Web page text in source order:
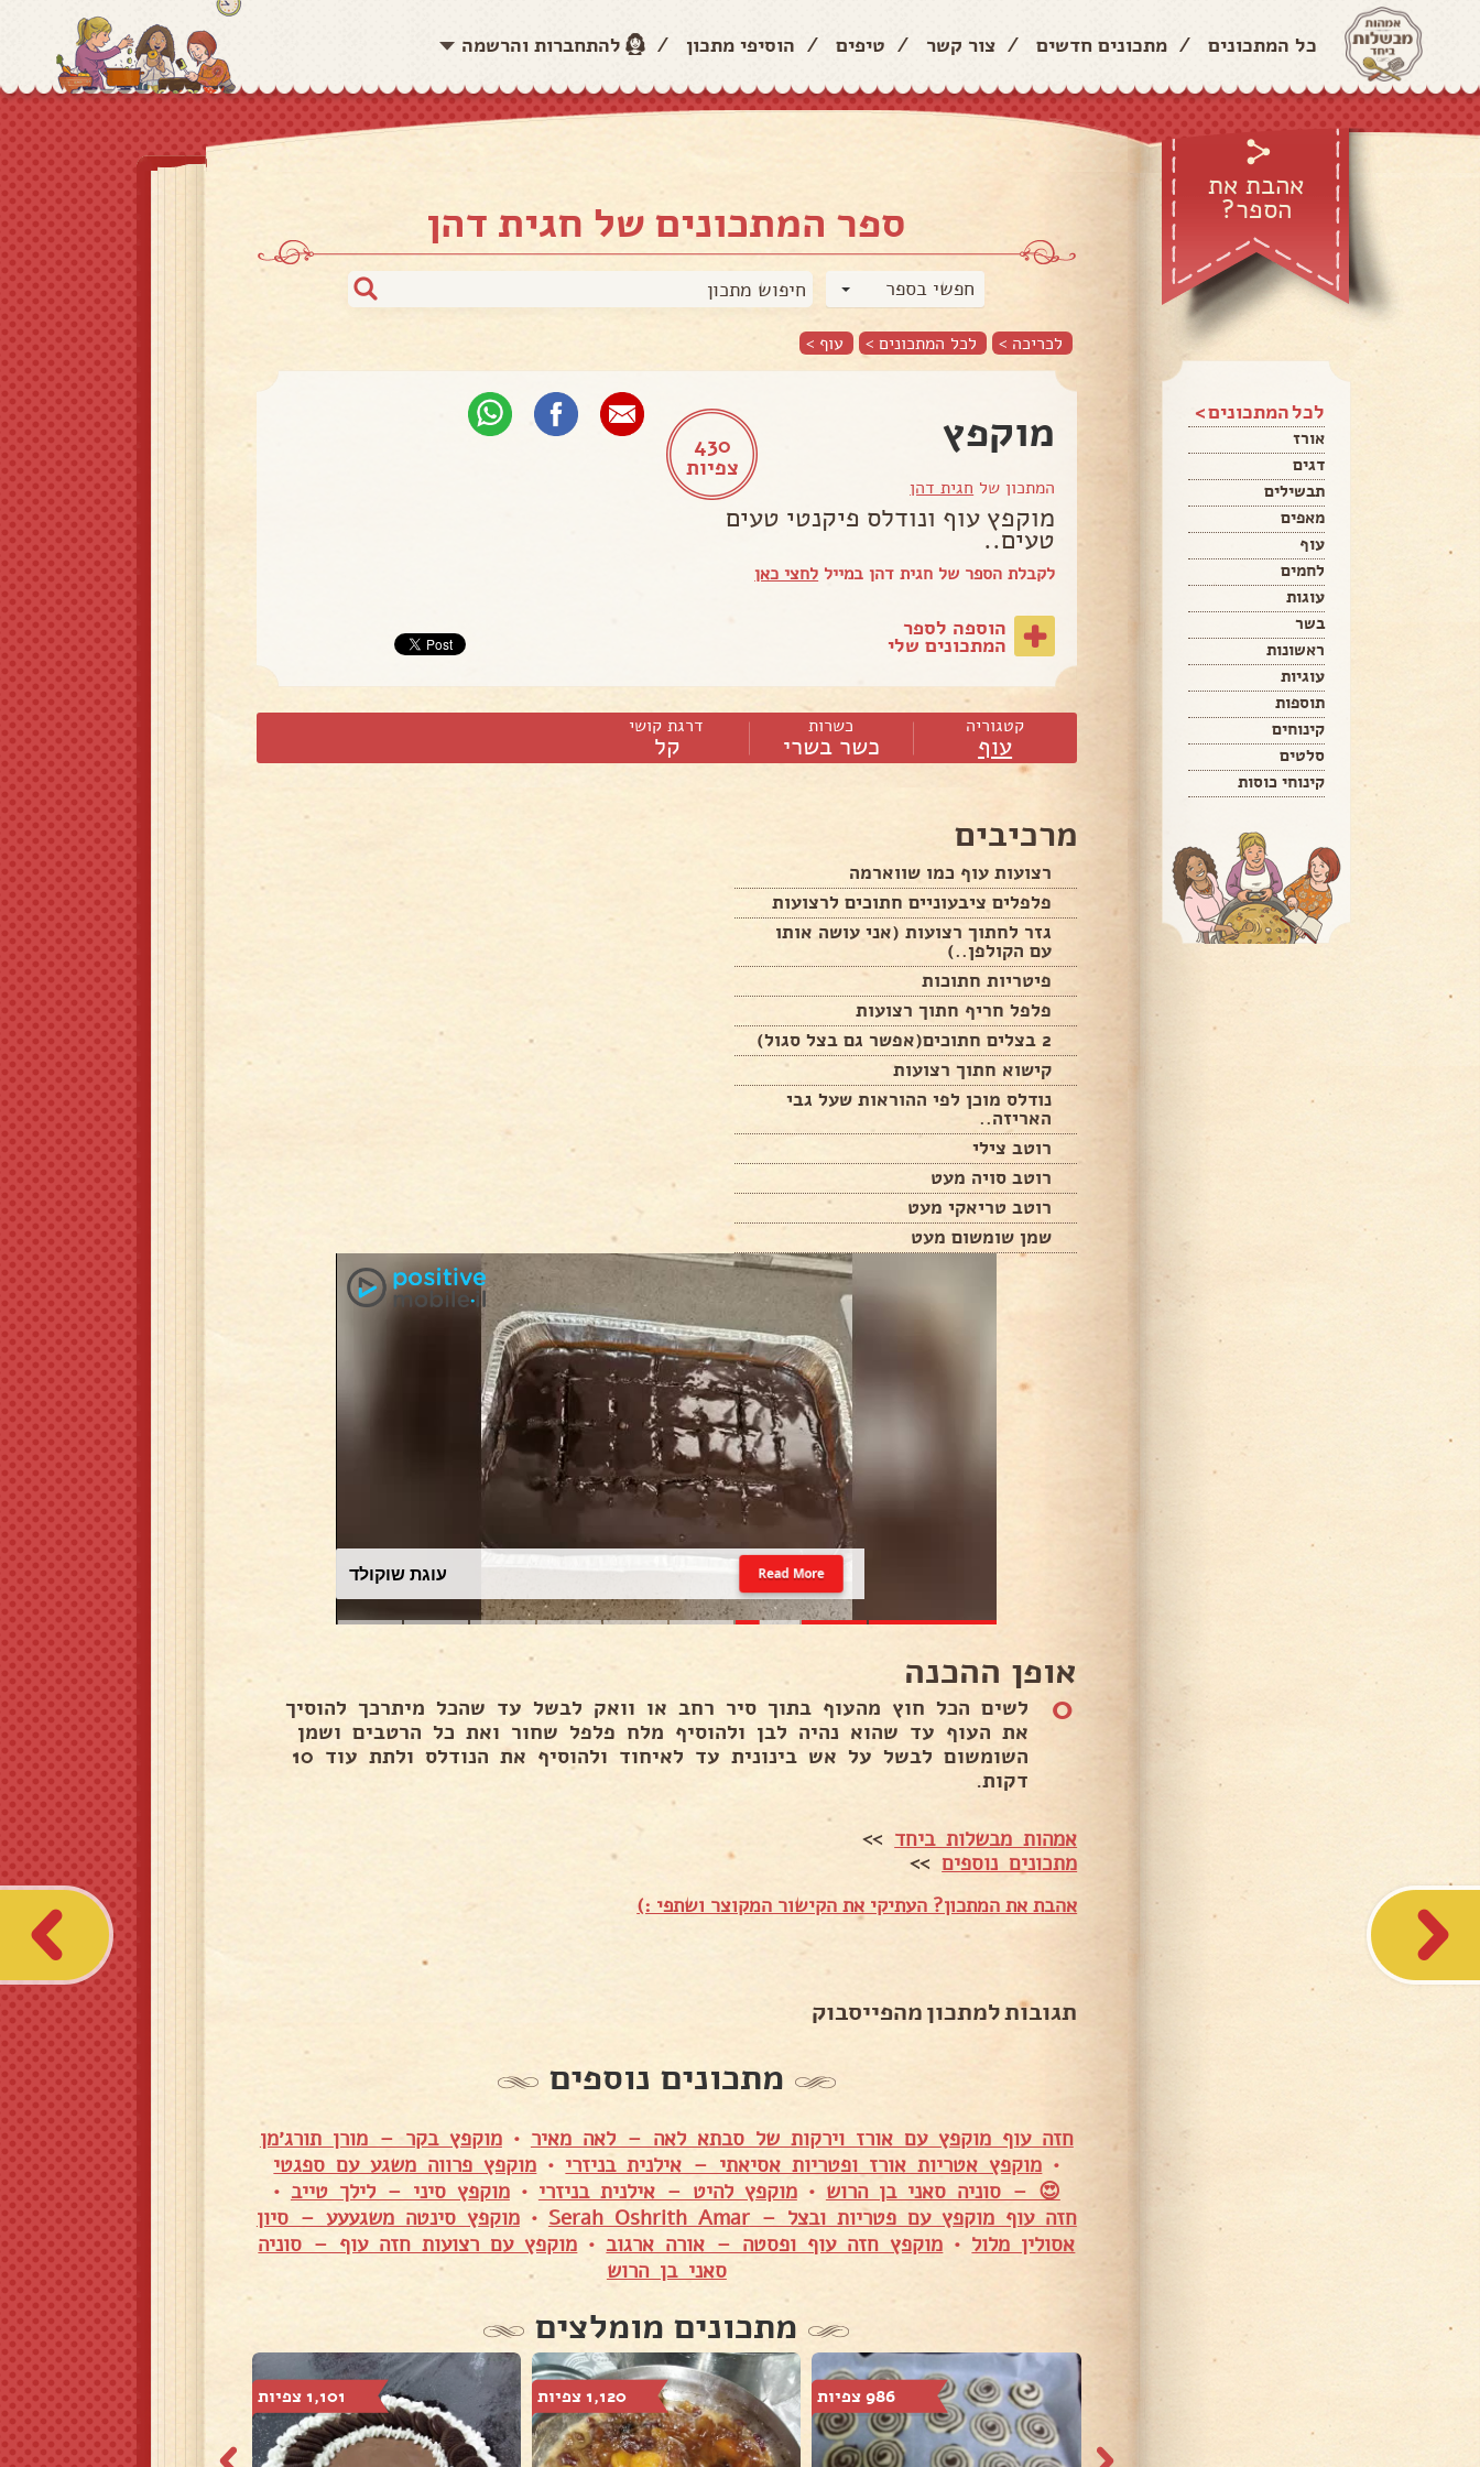
כל המתכונים / מתכונים חדשים / צור קשר / טיפים / הוסיפי מתכון / להתחברות והרשמה
אהבת את
הספר?
לכל המתכונים >
אורז
דגים
תבשילים
מאפים
עוף
לחמים
עוגות
בשר
ראשונות
עוגיות
תוספות
קינוחים
סלטים
קינוחי כוסות
ספר המתכונים של חגית דהן
חפשי בספר
לכריכה > לכל המתכונים > עוף >
430
צפיות
מוקפץ
המתכון של חגית דהן
מוקפץ עוף ונודלס פיקנטי טעים
טעים..
לקבלת הספר של חגית דהן במייל לחצי כאן
הוספה לספר
המתכונים שלי
קטגוריה
עוף
כשרות
כשר בשרי
דרגת קושי
קל
מרכיבים
רצועות עוף כמו שווארמה
פלפלים ציבעוניים חתוכים לרצועות
גזר לחתוך רצועות (אני עושה אותו
עם הקולפן..)
פיטריות חתוכות
פלפל חריף חתוך רצועות
2 בצלים חתוכים(אפשר גם בצל סגול)
קישוא חתוך רצועות
נודלס מוכן לפי ההוראות שעל גבי
האריזה..
רוטב צילי
רוטב סויה מעט
רוטב טריאקי מעט
שמן שומשום מעט
עוגת שוקולד Read More
אופן ההכנה
0
לשים הכל חוץ מהעוף בתוך סיר רחב או וואק לבשל עד שהכל מיתרכך להוסיך
את העוף עד שהוא נהיה לבן ולהוסיף מלח פלפל שחור ואת כל הרטבים ושמן
השומשום לבשל על אש בינונית עד לאיחוד ולהוסיף את הנודלס ולתת עוד 10
דקות.
אמהות מבשלות ביחד >>
מתכונים נוספים>>
אהבת את המתכון? העתיקי את הקישור המקוצר ושתפי :)
תגובות למתכון מהפייסבוק
מתכונים נוספים
חזה עוף מוקפץ עם אורז וירקות של סבתא לאה – לאה מאיר •מוקפץ בקר – מורן תורג׳מן
• מוקפץ אטריות אורז ופטריות אסיאתי – אילנית בניזרי • מוקפץ פרווה משגע עם ספגטי
😍 – סוניה סאני בן הרוש •מוקפץ להיט – אילנית בניזרי •מוקפץ סיני – לילך טייב •
חזה עוף מוקפץ עם פטריות ובצל – Serah Oshrith Amar
•מוקפץ סינטה משגעעע – סיון
אסולין מלול • מוקפץ חזה עוף ופסטה – אורה ארגוב • מוקפץ עם רצועות חזה עוף – סוניה
סאני בן הרוש
מתכונים מומלצים
986 צפיות 1,120 צפיות 1,101 צפיות